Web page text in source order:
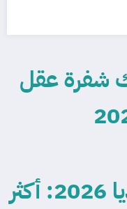
شفرة عقل
ألعاب السوشيال ميديا 2026: أكثر